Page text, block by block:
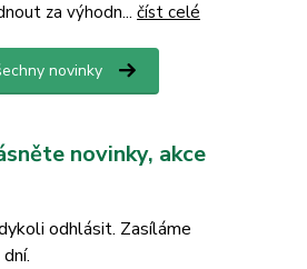
za výhodn... číst celé
novinky
novinky, akce
odhlásit. Zasíláme